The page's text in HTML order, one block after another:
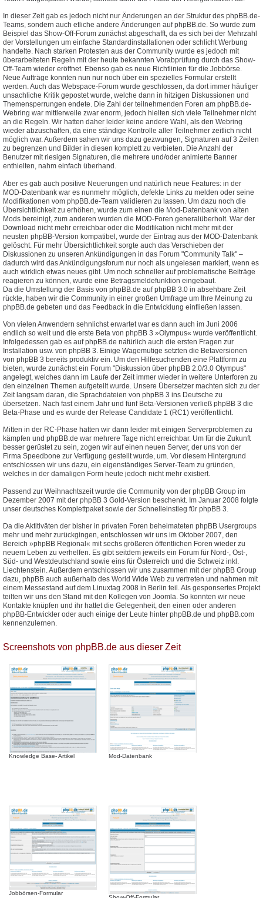
In dieser Zeit gab es jedoch nicht nur Änderungen an der Struktur des phpBB.de-
Teams, sondern auch etliche andere Änderungen auf phpBB.de. So wurde zum
Beispiel das Show-Off-Forum zunächst abgeschafft, da es sich bei der Mehrzahl
der Vorstellungen um einfache Standardinstallationen oder schlicht Werbung
handelte. Nach starken Protesten aus der Community wurde es jedoch mit
überarbeiteten Regeln mit der heute bekannten Vorabprüfung durch das Show-
Off-Team wieder eröffnet. Ebenso gab es neue Richtlinien für die Jobbörse.
Neue Aufträge konnten nun nur noch über ein spezielles Formular erstellt
werden. Auch das Webspace-Forum wurde geschlossen, da dort immer häufiger
unsachliche Kritik gepostet wurde, welche dann in hitzigen Diskussionen und
Themensperrungen endete. Die Zahl der teilnehmenden Foren am phpBB.de-
Webring war mittlerweile zwar enorm, jedoch hielten sich viele Teilnehmer nicht
an die Regeln. Wir hatten daher leider keine andere Wahl, als den Webring
wieder abzuschaffen, da eine ständige Kontrolle aller Teilnehmer zeitlich nicht
möglich war. Außerdem sahen wir uns dazu gezwungen, Signaturen auf 3 Zeilen
zu begrenzen und Bilder in diesen komplett zu verbieten. Die Anzahl der
Benutzer mit riesigen Signaturen, die mehrere und/oder animierte Banner
enthielten, nahm einfach überhand.
Aber es gab auch positive Neuerungen und natürlich neue Features: in der
MOD-Datenbank war es nunmehr möglich, defekte Links zu melden oder seine
Modifikationen vom phpBB.de-Team validieren zu lassen. Um dazu noch die
Übersichtlichkeit zu erhöhen, wurde zum einen die Mod-Datenbank von alten
Mods bereinigt, zum anderen wurden die MOD-Foren generalüberholt. War der
Download nicht mehr erreichbar oder die Modifikation nicht mehr mit der
neusten phpBB-Version kompatibel, wurde der Eintrag aus der MOD-Datenbank
gelöscht. Für mehr Übersichtlichkeit sorgte auch das Verschieben der
Diskussionen zu unseren Ankündigungen in das Forum "Community Talk" –
dadurch wird das Ankündigungsforum nur noch als ungelesen markiert, wenn es
auch wirklich etwas neues gibt. Um noch schneller auf problematische Beiträge
reagieren zu können, wurde eine Betragsmeldefunktion eingebaut.
Da die Umstellung der Basis von phpBB.de auf phpBB 3.0 in absehbare Zeit
rückte, haben wir die Community in einer großen Umfrage um Ihre Meinung zu
phpBB.de gebeten und das Feedback in die Entwicklung einfließen lassen.
Von vielen Anwendern sehnlichst erwartet war es dann auch im Juni 2006
endlich so weit und die erste Beta von phpBB 3 »Olympus« wurde veröffentlicht.
Infolgedessen gab es auf phpBB.de natürlich auch die ersten Fragen zur
Installation usw. von phpBB 3. Einige Wagemutige setzten die Betaversionen
von phpBB 3 bereits produktiv ein. Um den Hilfesuchenden eine Plattform zu
bieten, wurde zunächst ein Forum "Diskussion über phpBB 2.0/3.0 Olympus"
angelegt, welches dann im Laufe der Zeit immer wieder in weitere Unterforen zu
den einzelnen Themen aufgeteilt wurde. Unsere Übersetzer machten sich zu der
Zeit langsam daran, die Sprachdateien von phpBB 3 ins Deutsche zu
übersetzen. Nach fast einem Jahr und fünf Beta-Versionen verließ phpBB 3 die
Beta-Phase und es wurde der Release Candidate 1 (RC1) veröffentlicht.
Mitten in der RC-Phase hatten wir dann leider mit einigen Serverproblemen zu
kämpfen und phpBB.de war mehrere Tage nicht erreichbar. Um für die Zukunft
besser gerüstet zu sein, zogen wir auf einen neuen Server, der uns von der
Firma Speedbone zur Verfügung gestellt wurde, um. Vor diesem Hintergrund
entschlossen wir uns dazu, ein eigenständiges Server-Team zu gründen,
welches in der damaligen Form heute jedoch nicht mehr existiert.
Passend zur Weihnachtszeit wurde die Community von der phpBB Group im
Dezember 2007 mit der phpBB 3 Gold-Version beschenkt. Im Januar 2008 folgte
unser deutsches Komplettpaket sowie der Schnelleinstieg für phpBB 3.
Da die Aktitiväten der bisher in privaten Foren beheimateten phpBB Usergroups
mehr und mehr zurückgingen, entschlossen wir uns im Oktober 2007, den
Bereich »phpBB Regional« mit sechs größeren öffentlichen Foren wieder zu
neuem Leben zu verhelfen. Es gibt seitdem jeweils ein Forum für Nord-, Ost-,
Süd- und Westdeutschland sowie eins für Österreich und die Schweiz inkl.
Liechtenstein. Außerdem entschlossen wir uns zusammen mit der phpBB Group
dazu, phpBB auch außerhalb des World Wide Web zu vertreten und nahmen mit
einem Messestand auf dem Linuxtag 2008 in Berlin teil. Als gesponsertes Projekt
teilten wir uns den Stand mit den Kollegen von Joomla. So konnten wir neue
Kontakte knüpfen und ihr hattet die Gelegenheit, den einen oder anderen
phpBB-Entwickler oder auch einige der Leute hinter phpBB.de und phpBB.com
kennenzulernen.
Screenshots von phpBB.de aus dieser Zeit
Knowledge Base- Artikel Mod-Datenbank
Jobbörsen-Formular